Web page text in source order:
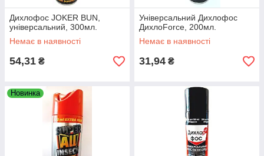
Дихлофос JOKER BUN,
універсальний, 300мл.
Немає в наявності
54,31 ₴
Універсальний Дихлофос
ДихлоForce, 200мл.
Немає в наявності
31,94 ₴
Новинка